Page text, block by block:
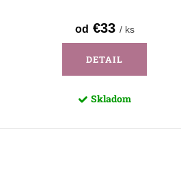
od €33 / ks
DETAIL
Skladom